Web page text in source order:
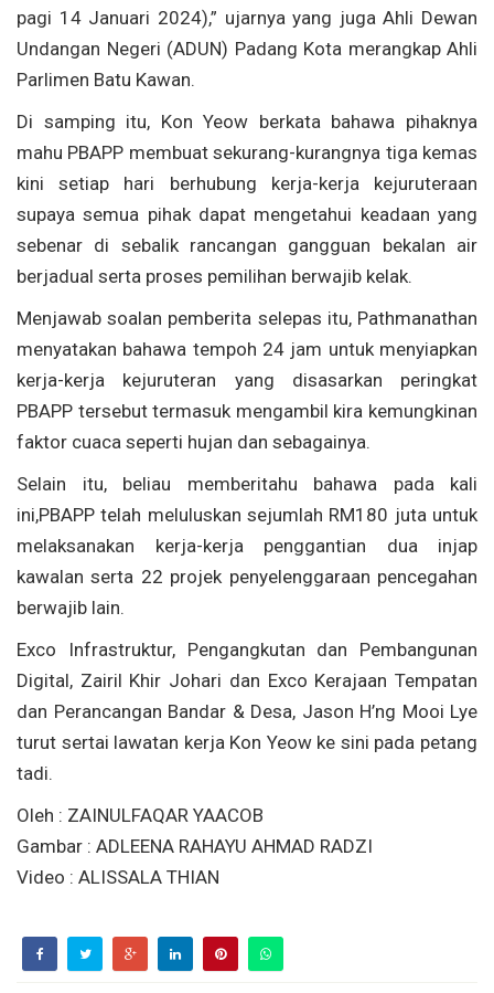
pagi 14 Januari 2024),” ujarnya yang juga Ahli Dewan
Undangan Negeri (ADUN) Padang Kota merangkap Ahli
Parlimen Batu Kawan.
Di samping itu, Kon Yeow berkata bahawa pihaknya
mahu PBAPP membuat sekurang-kurangnya tiga kemas
kini setiap hari berhubung kerja-kerja kejuruteraan
supaya semua pihak dapat mengetahui keadaan yang
sebenar di sebalik rancangan gangguan bekalan air
berjadual serta proses pemilihan berwajib kelak.
Menjawab soalan pemberita selepas itu, Pathmanathan
menyatakan bahawa tempoh 24 jam untuk menyiapkan
kerja-kerja kejuruteran yang disasarkan peringkat
PBAPP tersebut termasuk mengambil kira kemungkinan
faktor cuaca seperti hujan dan sebagainya.
Selain itu, beliau memberitahu bahawa pada kali
ini,PBAPP telah meluluskan sejumlah RM180 juta untuk
melaksanakan kerja-kerja penggantian dua injap
kawalan serta 22 projek penyelenggaraan pencegahan
berwajib lain.
Exco Infrastruktur, Pengangkutan dan Pembangunan
Digital, Zairil Khir Johari dan Exco Kerajaan Tempatan
dan Perancangan Bandar & Desa, Jason H’ng Mooi Lye
turut sertai lawatan kerja Kon Yeow ke sini pada petang
tadi.
Oleh : ZAINULFAQAR YAACOB
Gambar : ADLEENA RAHAYU AHMAD RADZI
Video : ALISSALA THIAN